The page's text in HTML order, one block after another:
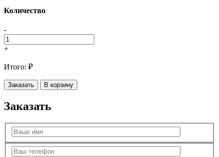
Количество
-
+
Итого: ₽
Заказать В корзину
Заказать